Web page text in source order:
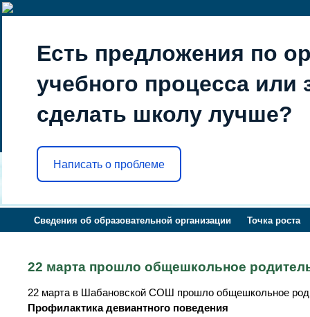
Есть предложения по
учебного процесса или
сделать школу лучше?
Написать о проблеме
Сведения об образовательной организации Точка роста
22 марта прошло общешкольное
22 марта в Шабановской СОШ прошло общешкольное
Профилактикадевиантного поведения